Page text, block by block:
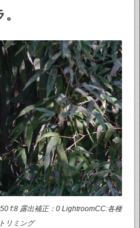
f:8 露出補正：0 LightroomCC:各種
リミング